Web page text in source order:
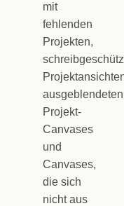
mit
fehlenden
Projekten,
ausgeblendeten
Projekt-
Canvases
und
Canvases,
die sich
nicht aus